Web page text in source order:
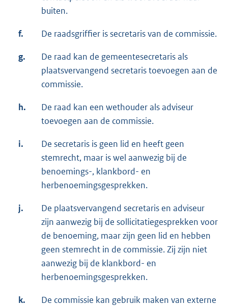
buiten.
f. De raadsgriffier is secretaris van de commissie.
g.
De raad kan de gemeentesecretaris als
plaatsvervangend secretaris toevoegen aan de
commissie.
h.
De raad kan een wethouder als adviseur
toevoegen aan de commissie.
i.
De secretaris is geen lid en heeft geen
stemrecht, maar is wel aanwezig bij de
benoemings-, klankbord- en
herbenoemingsgesprekken.
j.
De plaatsvervangend secretaris en adviseur
zijn aanwezig bij de sollicitatiegesprekken voor
de benoeming, maar zijn geen lid en hebben
geen stemrecht in de commissie. Zij zijn niet
aanwezig bij de klankbord- en
herbenoemingsgesprekken.
k.
De commissie kan gebruik maken van externe